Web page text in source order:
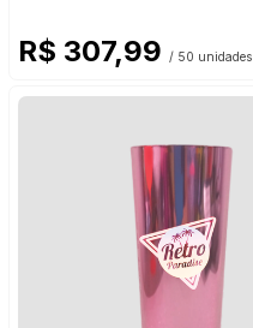
R$ 307,99 / 50 unidades